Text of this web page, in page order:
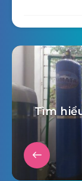
Tìm